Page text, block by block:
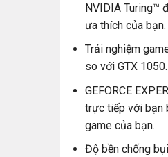
NVIDIA Turing™
ưa thích của bạn.
Trải nghiệm
so với GTX 1050.
GEFORCE
trực tiếp với bạn
game của bạn.
Độ bền chống